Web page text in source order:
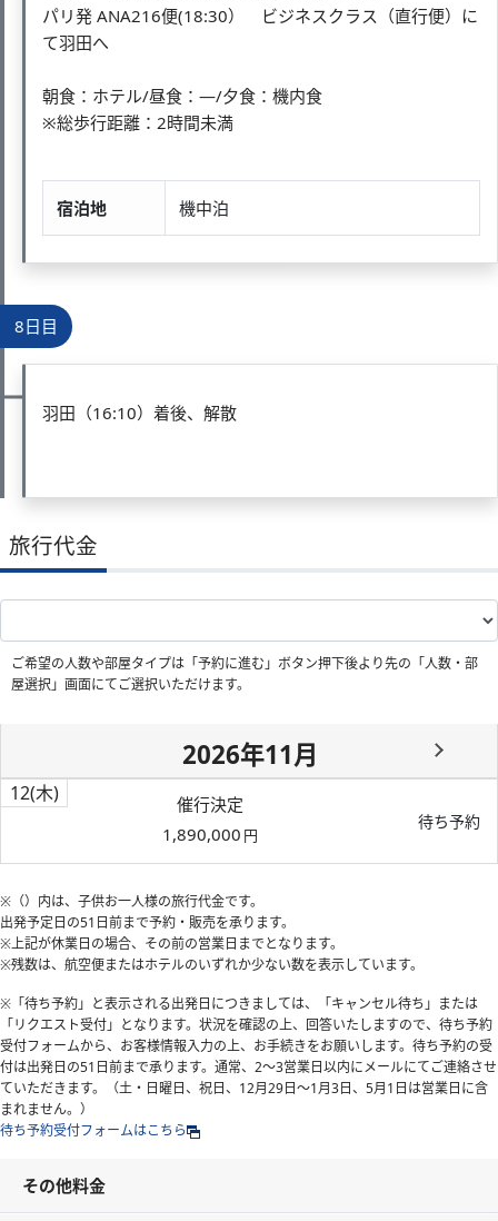
パリ発 ANA216便(18:30） ビジネスクラス（直行便）に
て羽田へ
朝食：ホテル/昼食：―/夕食：機内食
※総歩行距離：2時間未満
宿泊地 機中泊
8日目
羽田（16:10）着後、解散
旅行代金
ご希望の人数や部屋タイプは「予約に進む」ボタン押下後より先の「人数・部
屋選択」画面にてご選択いただけます。
2026年11月
12(木)
催行決定
1,890,000 円
待ち予約
※（）内は、子供お一人様の旅行代金です。
出発予定日の51日前まで予約・販売を承ります。
※上記が休業日の場合、その前の営業日までとなります。
※残数は、航空便またはホテルのいずれか少ない数を表示しています。
※「待ち予約」と表示される出発日につきましては、「キャンセル待ち」または
「リクエスト受付」となります。状況を確認の上、回答いたしますので、待ち予約
受付フォームから、お客様情報入力の上、お手続きをお願いします。待ち予約の受
付は出発日の51日前まで承ります。通常、2～3営業日以内にメールにてご連絡させ
ていただきます。（土・日曜日、祝日、12月29日～1月3日、5月1日は営業日に含
まれません。）
待ち予約受付フォームはこちら
その他料金